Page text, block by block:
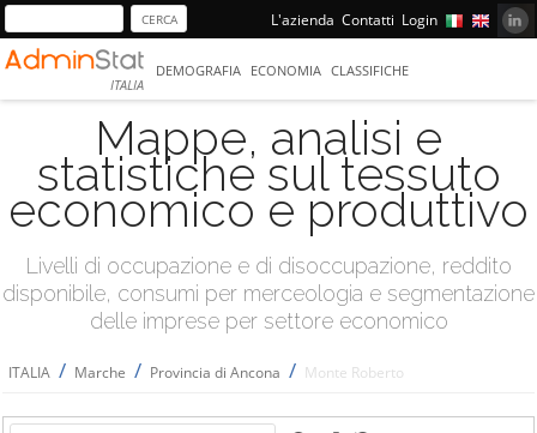
L'azienda Contatti Login
ITALIA
DEMOGRAFIA ECONOMIA CLASSIFICHE
Mappe, analisi e
statistiche sul tessuto
economico e produttivo
Livelli di occupazione e di disoccupazione, reddito
disponibile, consumi per merceologia e segmentazione
delle imprese per settore economico
ITALIA / Marche / Provincia di Ancona / Monte Roberto